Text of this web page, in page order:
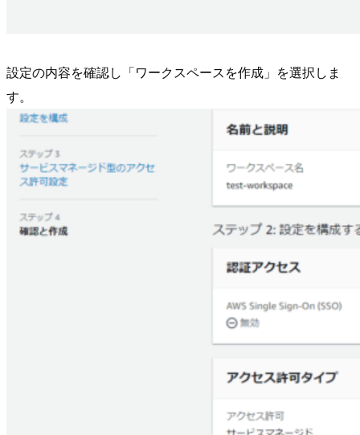
設定の内容を確認し「ワークスペースを作成」を選択しま
す。